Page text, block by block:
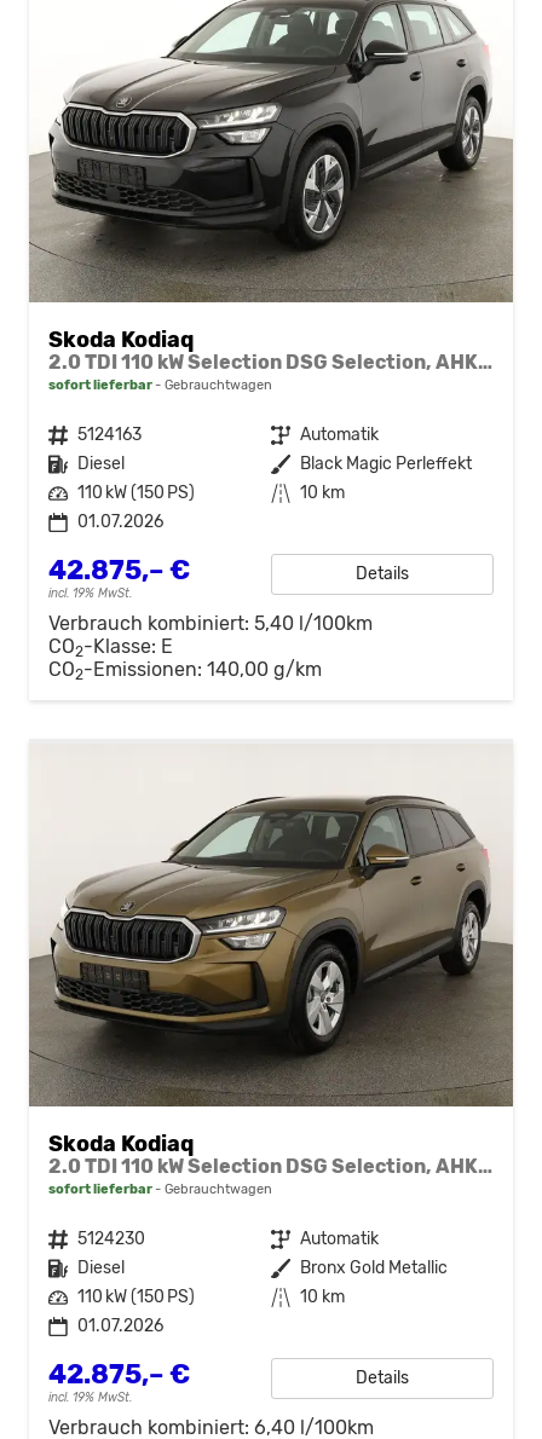
Skoda Kodiaq
2.0 TDI 110 kW Selection DSG Selection, AHK, Navi, Side, Kamera, Winter, 4 J.-Garantie
sofort lieferbar Gebrauchtwagen
Fahrzeugnr. 5124163 Getriebe Automatik
Kraftstoff Diesel Außenfarbe Black Magic Perleffekt
Leistung 110 kW (150 PS) Kilometerstand 10 km
01.07.2026
42.875,– €
incl. 19% MwSt.
Details
Verbrauch kombiniert: 5,40 l/100km
CO2-Klasse: E
CO2-Emissionen: 140,00 g/km
Skoda Kodiaq
2.0 TDI 110 kW Selection DSG Selection, AHK, Navi, Kamera, Side, Winter
sofort lieferbar Gebrauchtwagen
Fahrzeugnr. 5124230 Getriebe Automatik
Kraftstoff Diesel Außenfarbe Bronx Gold Metallic
Leistung 110 kW (150 PS) Kilometerstand 10 km
01.07.2026
42.875,– €
incl. 19% MwSt.
Details
Verbrauch kombiniert: 6,40 l/100km